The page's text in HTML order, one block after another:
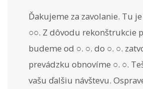
Ďakujeme za zavolanie. Tu
○○. Z dôvodu rekonštrukcie
budeme od ○. ○. do ○. ○.
prevádzku obnovíme ○. ○.
vašu ďalšiu návštevu.